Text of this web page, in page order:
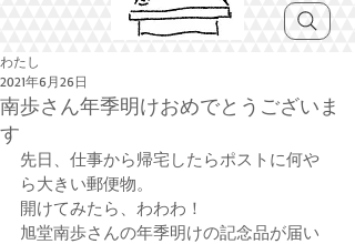
南歩さん年季明けおめでとうございま
す
わたし
2021年6月26日
先日、仕事から帰宅したらポストに何や
ら大きい郵便物。
開けてみたら、わわわ！
旭堂南歩さんの年季明けの記念品が届い